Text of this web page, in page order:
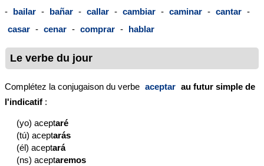
- bailar - bañar - callar - cambiar - caminar - cantar -
casar - cenar - comprar - hablar
Le verbe du jour
Complétez la conjugaison du verbe aceptar au futur simple de
l'indicatif :
(yo) aceptaré
(tú) aceptarás
(él) aceptará
(ns) aceptaremos